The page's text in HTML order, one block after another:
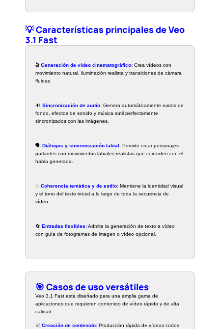
💡 Características principales de Veo
3.1 Fast
🎬Generación de vídeo cinematográfico: Crea vídeos con
movimiento natural, iluminación realista y transiciones de cámara
fluidas.
🔊Sincronización de audio: Genera automáticamente ruidos de
fondo, efectos de sonido y música sutil perfectamente
sincronizados con las imágenes.
🗣️Diálogos y sincronización labial: Permite crear personajes
parlantes con movimientos labiales realistas que coinciden con el
habla generada.
✨Coherencia temática y de estilo: Mantiene la identidad visual
y el tono del texto inicial a lo largo de toda la secuencia de
vídeo.
🔄Entradas flexibles:Admite la generación de texto a vídeo
con guía de fotogramas de imagen o vídeo opcional.
🎯 Casos de uso versátiles
Veo 3.1 Fast está diseñado para una amplia gama de
aplicaciones que requieren contenido de vídeo rápido y de alta
calidad.
📈Creación de contenido: Producción rápida de vídeos cortos